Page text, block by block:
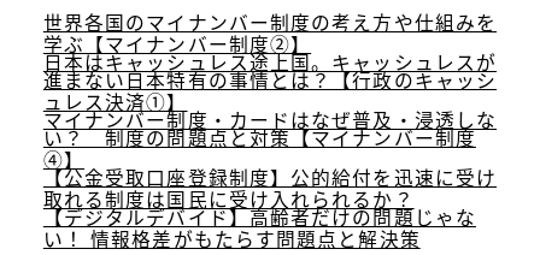
世界各国のマイナンバー制度の考え方や仕組みを
学ぶ【マイナンバー制度②】
日本はキャッシュレス途上国。キャッシュレスが
進まない日本特有の事情とは？【行政のキャッシ
ュレス決済①】
マイナンバー制度・カードはなぜ普及・浸透しな
い？ 制度の問題点と対策【マイナンバー制度
④】
【公金受取口座登録制度】公的給付を迅速に受け
取れる制度は国民に受け入れられるか？
【デジタルデバイド】高齢者だけの問題じゃな
い！ 情報格差がもたらす問題点と解決策